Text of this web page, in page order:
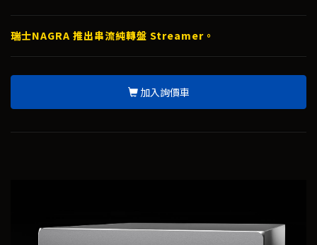
瑞士NAGRA 推出串流純轉盤 Streamer。
加入詢價車